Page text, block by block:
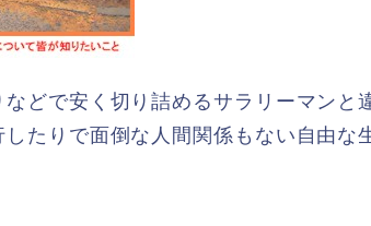
どで安く切り詰めるサラリーマンと
たりで面倒な人間関係もない自由な